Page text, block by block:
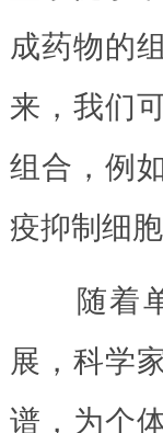
成药物的
来，我们
组合，例
疫抑制细
随着
展，科学
谱，为个